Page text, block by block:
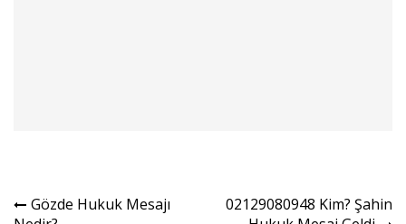
Yazı
Gözde Hukuk Mesajı
02129080948 Kim? Şahin